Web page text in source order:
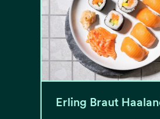
Erling Braut